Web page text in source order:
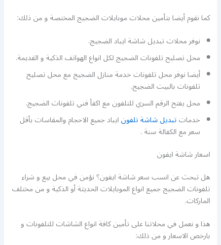
كما نقوم أيضا بتأمين محلات موبايلات الضجيج المختصة و من ذلك:
نوفر محلات تبديل شاشة ايباد الضجيج.
محل تصليح تلفونات الضجيج لكل انواع الهواتف الذكية و القديمة.
أيضا نوفر محل تلفونات خدمة منازل الضجيج مع محل تصليح
تلفونات بالبيت الضجيج.
محل يفتح الرقم السري للتلفون مع اكفأ فني تلفونات الضجيج.
خدماتتبديل شاشة تلفونايباد جميع الاحجام والمقاسات بأقل
سعر مع الكفالة سنة .
اسعار شاشة ايفون
هل تبحث عن انسب سعر شاشة ايفون؟ نؤمن في محل بيع و شراء
تلفونات الضجيج جميع انواع الموبايلات الحديثة أو الذكية و من مختلف
الماركات.
هذا و نعمل في محلاتنا على تأمين كافة انواع الشاشات للتلفونات و
بارخص الاسعار و من ذلك: